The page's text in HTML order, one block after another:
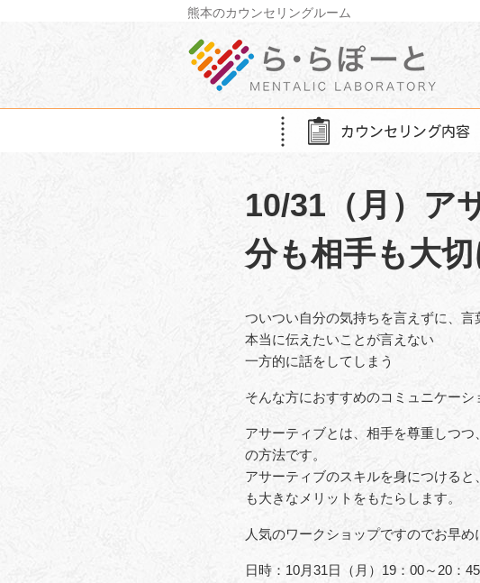
熊本のカウンセリングルーム
10/31（月）ア
分も相手も大
ついつい自分の気持ちを言えずに、言
本当に伝えたいことが言えない
一方的に話をしてしまう
そんな方におすすめのコミュニケーシ
アサーティブとは、相手を尊重しつ
の方法です。
アサーティブのスキルを身につける
も大きなメリットをもたらします。
人気のワークショップですのでお早
日時：10月31日（月）19：00～20：45